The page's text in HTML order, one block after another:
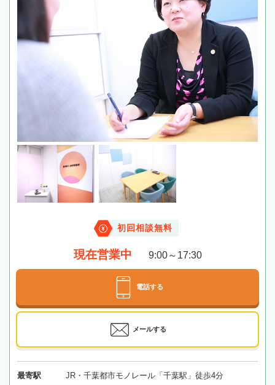
初回相談無料
現在営業中 9:00～17:30
電話する
メールする
最寄駅 JR・千葉都市モノレール「千葉駅」徒歩4分